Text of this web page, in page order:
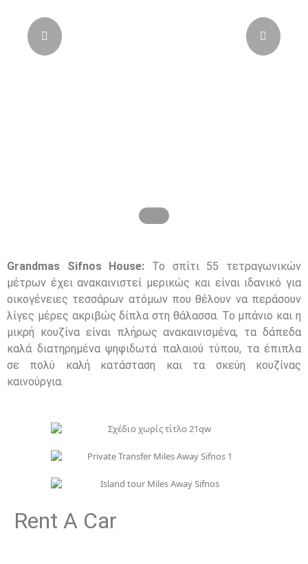
Grandmas Sifnos House: Το σπίτι 55 τετραγωνικών
μέτρων έχει ανακαινιστεί μερικώς και είναι ιδανικό για
οικογένειες τεσσάρων ατόμων που θέλουν να περάσουν
λίγες μέρες ακριβώς δίπλα στη θάλασσα. Το μπάνιο και η
μικρή κουζίνα είναι πλήρως ανακαινισμένα, τα δάπεδα
καλά διατηρημένα ψηφιδωτά παλαιού τύπου, τα έπιπλα
σε πολύ καλή κατάσταση και τα σκεύη κουζίνας
καινούργια.
Rent A Car